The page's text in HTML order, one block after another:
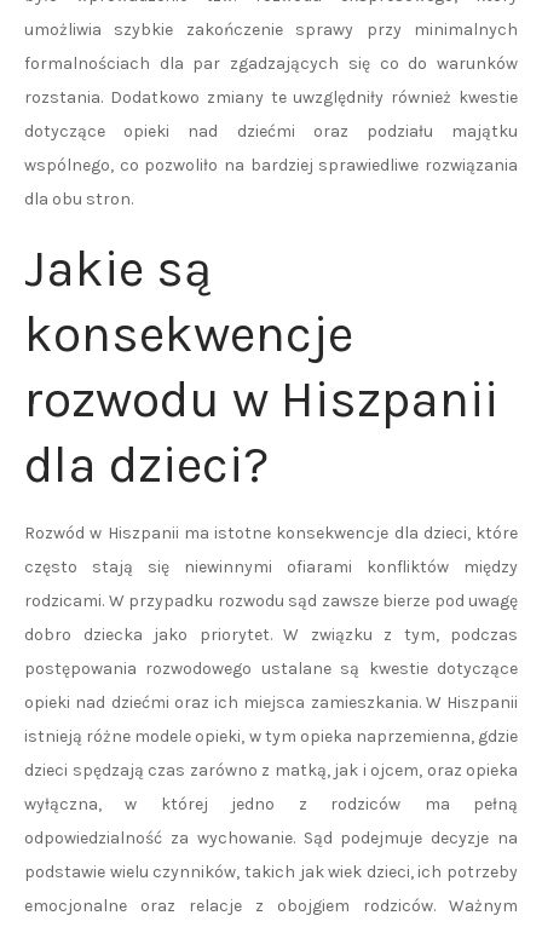
umożliwia szybkie zakończenie sprawy przy minimalnych
formalnościach dla par zgadzających się co do warunków
rozstania. Dodatkowo zmiany te uwzględniły również kwestie
dotyczące opieki nad dziećmi oraz podziału majątku
wspólnego, co pozwoliło na bardziej sprawiedliwe rozwiązania
dla obu stron.
Jakie są
konsekwencje
rozwodu w Hiszpanii
dla dzieci?
Rozwód w Hiszpanii ma istotne konsekwencje dla dzieci, które
często stają się niewinnymi ofiarami konfliktów między
rodzicami. W przypadku rozwodu sąd zawsze bierze pod uwagę
dobro dziecka jako priorytet. W związku z tym, podczas
postępowania rozwodowego ustalane są kwestie dotyczące
opieki nad dziećmi oraz ich miejsca zamieszkania. W Hiszpanii
istnieją różne modele opieki, w tym opieka naprzemienna, gdzie
dzieci spędzają czas zarówno z matką, jak i ojcem, oraz opieka
wyłączna, w której jedno z rodziców ma pełną
odpowiedzialność za wychowanie. Sąd podejmuje decyzje na
podstawie wielu czynników, takich jak wiek dzieci, ich potrzeby
emocjonalne oraz relacje z obojgiem rodziców. Ważnym